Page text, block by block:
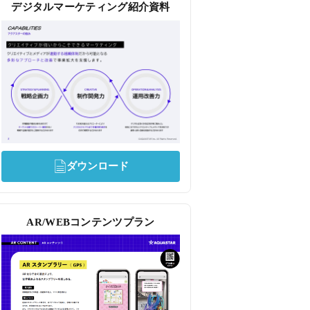
デジタルマーケティング紹介資料
ダウンロード
AR/WEBコンテンツプラン